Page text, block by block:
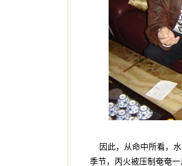
因此，从命中所看，水
季节，丙火被压制奄奄